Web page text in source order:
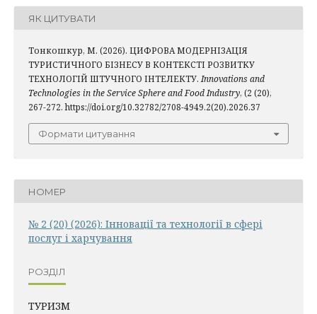
ЯК ЦИТУВАТИ
Тонкошкур, М. (2026). ЦИФРОВА МОДЕРНІЗАЦІЯ
ТУРИСТИЧНОГО БІЗНЕСУ В КОНТЕКСТІ РОЗВИТКУ
ТЕХНОЛОГІЙ ШТУЧНОГО ІНТЕЛЕКТУ.Innovations and
Technologies in the Service Sphere and Food Industry, (2 (20),
267-272. https://doi.org/10.32782/2708-4949.2(20).2026.37
Формати цитування
НОМЕР
№ 2 (20) (2026): Інновації та технології в сфері
послуг і харчування
РОЗДІЛ
ТУРИЗМ